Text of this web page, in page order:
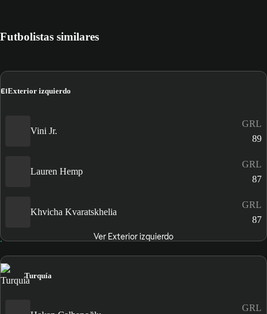
Futbolistas similares
EIExterior izquierdo
Vini Jr.
GRL
89
Lauren Hemp
GRL
87
Khvicha Kvaratskhelia
GRL
87
Ver Exterior izquierdo
Turquía
GRL